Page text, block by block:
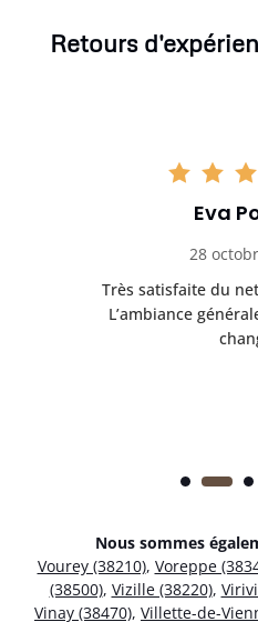
Retours
Eva
28
Très satisfaite du
L’ambiance
Nous sommes
Vourey (38210), Voreppe
(38500), Vizille (38220),
Vinay (38470), Villette-de-